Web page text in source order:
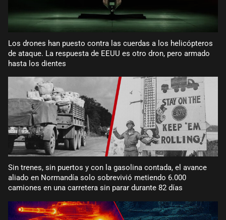
Los drones han puesto contra las cuerdas a los helicópteros
de ataque. La respuesta de EEUU es otro dron, pero armado
hasta los dientes
Sin trenes, sin puertos y con la gasolina contada, el avance
aliado en Normandía solo sobrevivió metiendo 6.000
camiones en una carretera sin parar durante 82 días